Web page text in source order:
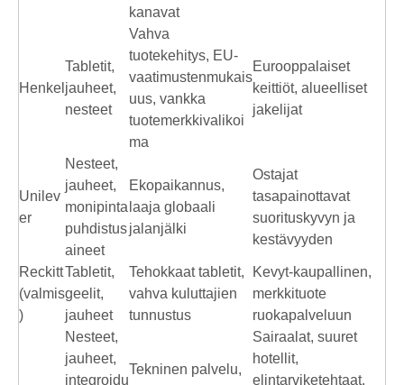
kanavat
Henkel
Tabletit,
jauheet,
nesteet
Vahva
tuotekehitys, EU-
vaatimustenmukais
uus, vankka
tuotemerkkivalikoi
ma
Eurooppalaiset
keittiöt, alueelliset
jakelijat
Unilev
er
Nesteet,
jauheet,
monipinta
puhdistus
aineet
Ekopaikannus,
laaja globaali
jalanjälki
Ostajat
tasapainottavat
suorituskyvyn ja
kestävyyden
Reckitt
(valmis
)
Tabletit,
geelit,
jauheet
Tehokkaat tabletit,
vahva kuluttajien
tunnustus
Kevyt-kaupallinen,
merkkituote
ruokapalveluun
Nesteet,
jauheet,
integroidu
Tekninen palvelu,
Sairaalat, suuret
hotellit,
elintarviketehtaat,